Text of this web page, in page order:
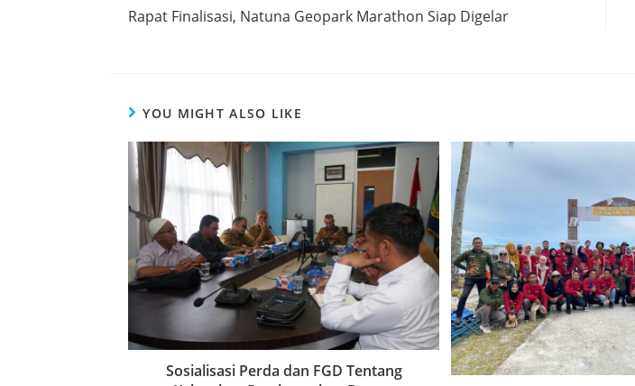
Rapat Finalisasi, Natuna Geopark Marathon Siap Digelar
YOU MIGHT ALSO LIKE
Sosialisasi Perda dan FGD Tentang